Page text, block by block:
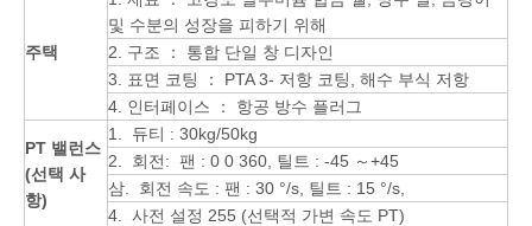
주택
및 수분의 성장을 피하기 위해
2. 구조 ： 통합 단일 창 디자인
3. 표면 코팅 ： PTA 3- 저항 코팅, 해수 부식 저항
4. 인터페이스 ： 항공 방수 플러그
PT 밸런스
(선택 사
항)
1. 듀티 : 30kg/50kg
2. 회전: 팬 : 0 0 360, 틸트 : -45 ～+45
삼. 회전 속도 : 팬 : 30 °/s, 틸트 : 15 °/s,
4. 사전 설정 255 (선택적 가변 속도 PT)